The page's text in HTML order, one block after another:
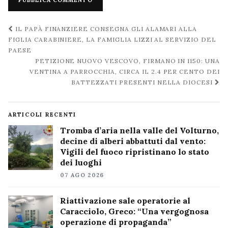
Navigazione
post
IL PAPÀ FINANZIERE CONSEGNA GLI ALAMARI ALLA
FIGLIA CARABINIERE, LA FAMIGLIA LIZZI AL SERVIZIO DEL
PAESE
PETIZIONE NUOVO VESCOVO, FIRMANO IN 1150: UNA
VENTINA A PARROCCHIA, CIRCA IL 2.4 PER CENTO DEI
BATTEZZATI PRESENTI NELLA DIOCESI
ARTICOLI RECENTI
Tromba d’aria nella valle del Volturno,
decine di alberi abbattuti dal vento:
Vigili del fuoco ripristinano lo stato
dei luoghi
07 AGO 2026
Riattivazione sale operatorie al
Caracciolo, Greco: “Una vergognosa
operazione di propaganda”